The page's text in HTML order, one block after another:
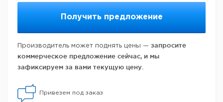
Получить предложение
Производитель может поднять цены — запросите
коммерческое предложение сейчас, и мы
зафиксируем за вами текущую цену.
Привезем под заказ